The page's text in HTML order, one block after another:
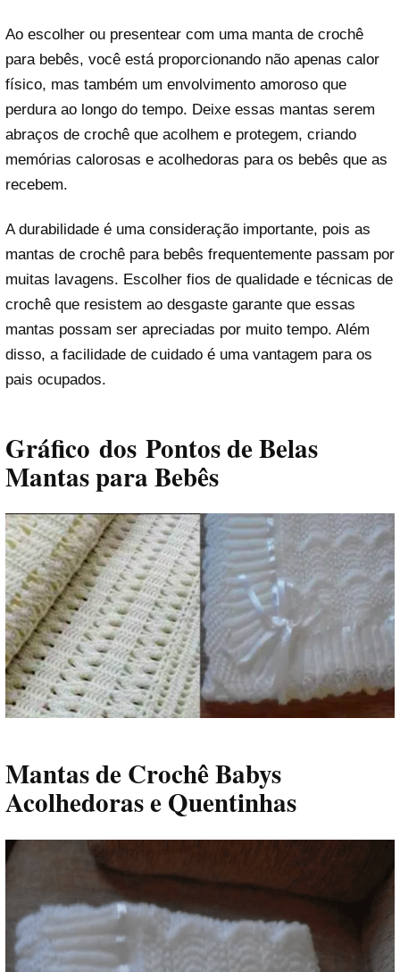
Ao escolher ou presentear com uma manta de crochê
para bebês, você está proporcionando não apenas calor
físico, mas também um envolvimento amoroso que
perdura ao longo do tempo. Deixe essas mantas serem
abraços de crochê que acolhem e protegem, criando
memórias calorosas e acolhedoras para os bebês que as
recebem.
A durabilidade é uma consideração importante, pois as
mantas de crochê para bebês frequentemente passam por
muitas lavagens. Escolher fios de qualidade e técnicas de
crochê que resistem ao desgaste garante que essas
mantas possam ser apreciadas por muito tempo. Além
disso, a facilidade de cuidado é uma vantagem para os
pais ocupados.
Gráfico dos Pontos de Belas
Mantas para Bebês
Mantas de Crochê Babys
Acolhedoras e Quentinhas